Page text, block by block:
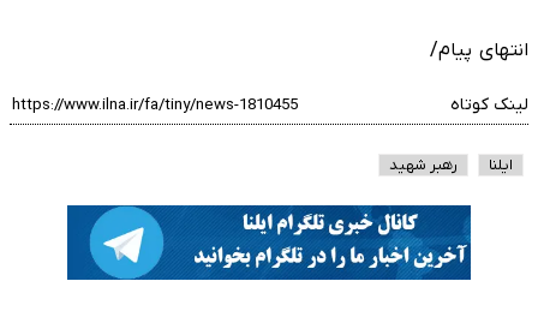
انتهای پیام/
لینک کوتاه
ایلنا رهبر شهید